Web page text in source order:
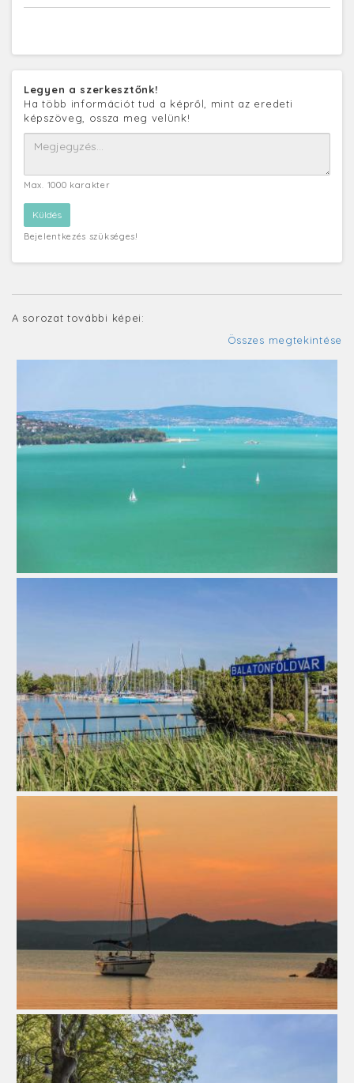
Legyen a szerkesztőnk!
Ha több információt tud a képről, mint az eredeti
képszöveg, ossza meg velünk!
Max. 1000 karakter
Bejelentkezés szükséges!
A sorozat további képei:
Összes megtekintése